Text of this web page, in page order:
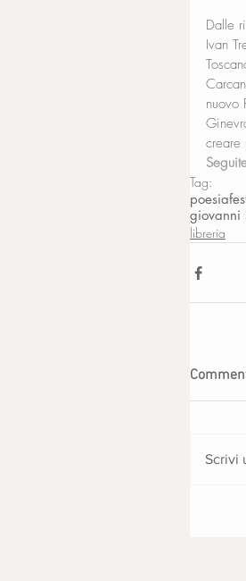
Dalle
Ivan
nuovo
Tag:
poesia
giovanni
libreria
Scrivi